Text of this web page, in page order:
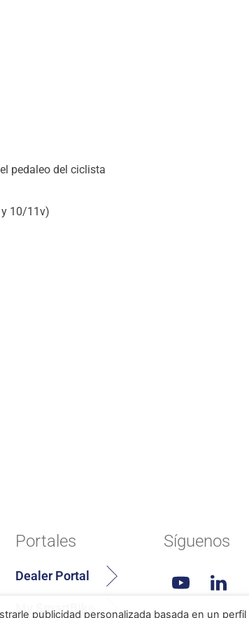
pedaleo del ciclista
y 10/11v)
Portales
Dealer Portal
My SmartBike
Síguenos
publicidad personalizada basada en un perfil